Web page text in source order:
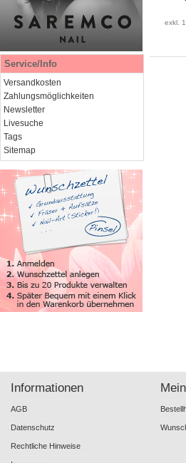
exkl.
Service/Info
Versandkosten
Zahlungsmöglichkeiten
Newsletter
Livesuche
Tags
Sitemap
Informationen
AGB
Datenschutz
Rechtliche Hinweise